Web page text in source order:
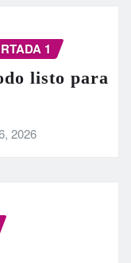
1
listo para
2026